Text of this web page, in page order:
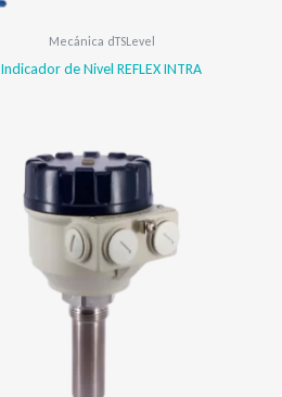
Mecánica dTSLevel
Indicador de Nivel REFLEX INTRA